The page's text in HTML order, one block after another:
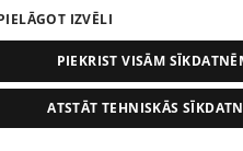
pirms 2 nedēļām, 6 dienām
Magone sarūpē īpašu
Evitai
IZVĒLI
PIEKRIST VISĀM
ATSTĀT TEHNISKĀS